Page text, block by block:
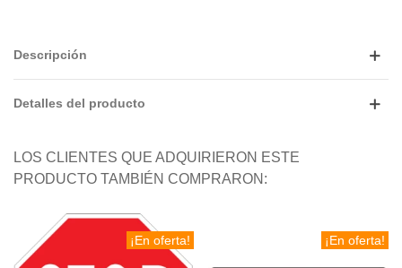
Descripción
Detalles del producto
LOS CLIENTES QUE ADQUIRIERON ESTE
PRODUCTO TAMBIÉN COMPRARON:
¡En oferta! ¡En oferta!